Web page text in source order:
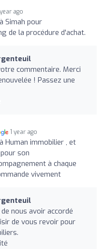
ago
Simah pour
de la procédure d'achat.
commentaire. Merci
! Passez une
1 year ago
Human immobilier , et
son
à chaque
vivement
nous avoir accordé
de vous revoir pour